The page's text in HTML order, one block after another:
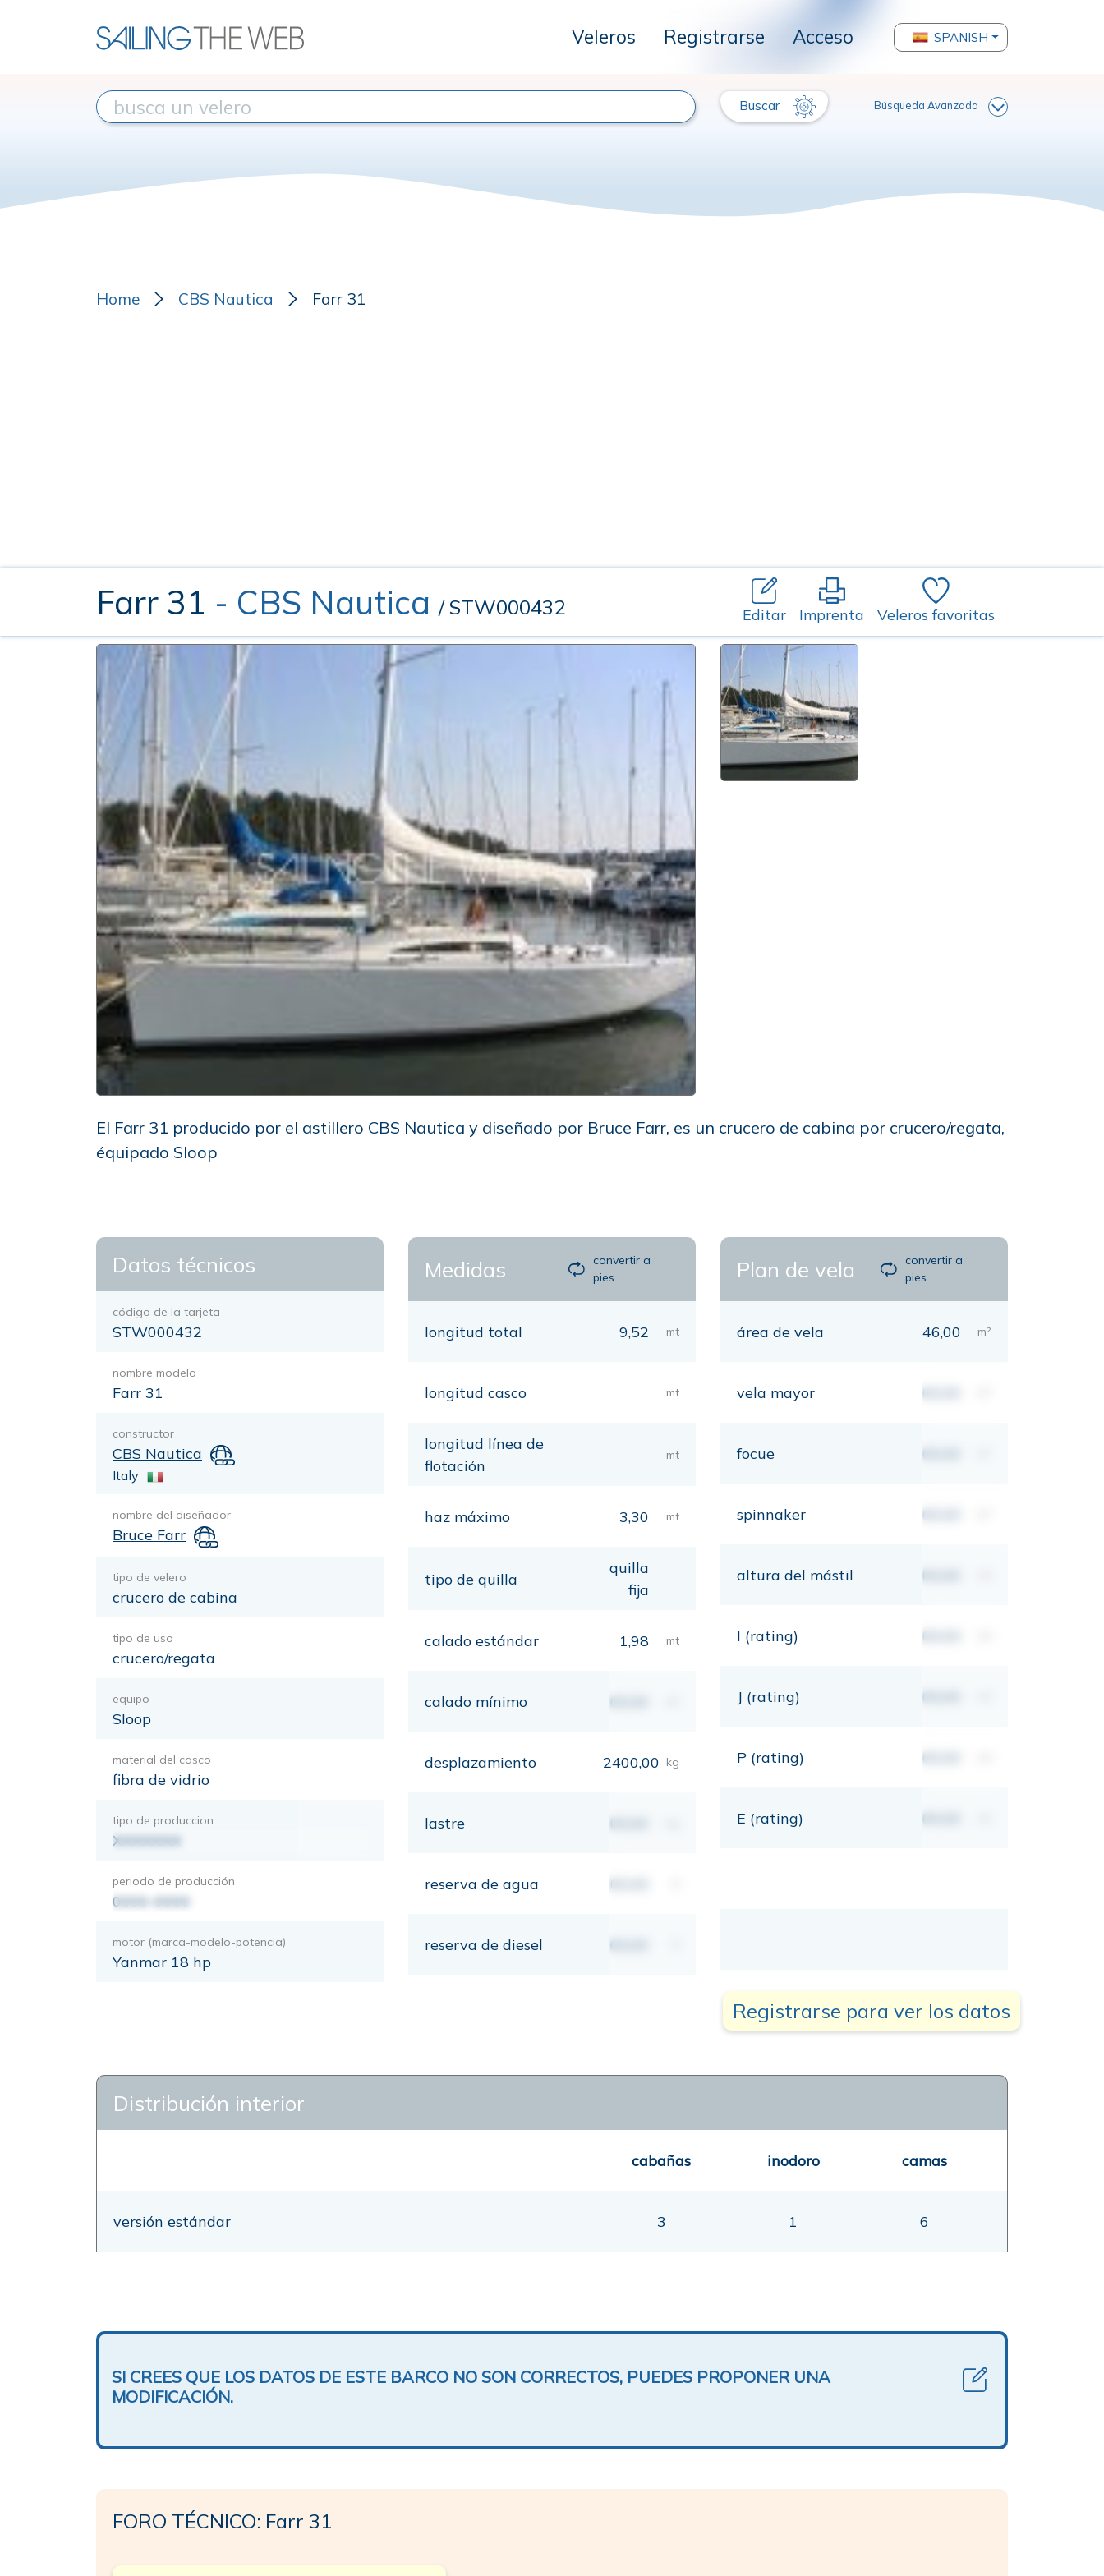
Veleros Registrarse Acceso SPANISH
Buscar Búsqueda Avanzada
Home CBS Nautica Farr 31
Farr 31 - CBS Nautica / STW000432 Editar Imprenta Veleros favoritas
El Farr 31 producido por el astillero CBS Nautica y diseñado por Bruce Farr, es un crucero de cabina por crucero/regata,
équipado Sloop
Datos técnicos
código de la tarjeta
STW000432
nombre modelo
Farr 31
constructor
CBS Nautica
Italy
nombre del diseñador
Bruce Farr
tipo de velero
crucero de cabina
tipo de uso
crucero/regata
equipo
Sloop
material del casco
fibra de vidrio
tipo de produccion
XXXXXXX
periodo de producción
0000-0000
motor (marca-modelo-potencia)
Yanmar 18 hp
Medidas
convertir a
pies
longitud total 9,52 mt
longitud casco mt
longitud línea de
flotación
mt
haz máximo 3,30 mt
tipo de quilla
quilla
fija
calado estándar 1,98 mt
calado mínimo 00,00
desplazamiento 2400,00 kg
lastre 00,00
reserva de agua 00,00
reserva de diesel 00,00
Plan de vela
convertir a
pies
área de vela 46,00 m²
vela mayor 00,00
focue 00,00
spinnaker 00,00
altura del mástil 00,00
I (rating) 00,00
J (rating) 00,00
P (rating) 00,00
E (rating) 00,00
Registrarse para ver los datos
Distribución interior
cabañas inodoro camas
versión estándar 3 1 6
SI CREES QUE LOS DATOS DE ESTE BARCO NO SON CORRECTOS, PUEDES PROPONER UNA
MODIFICACIÓN.
FORO TÉCNICO: Farr 31